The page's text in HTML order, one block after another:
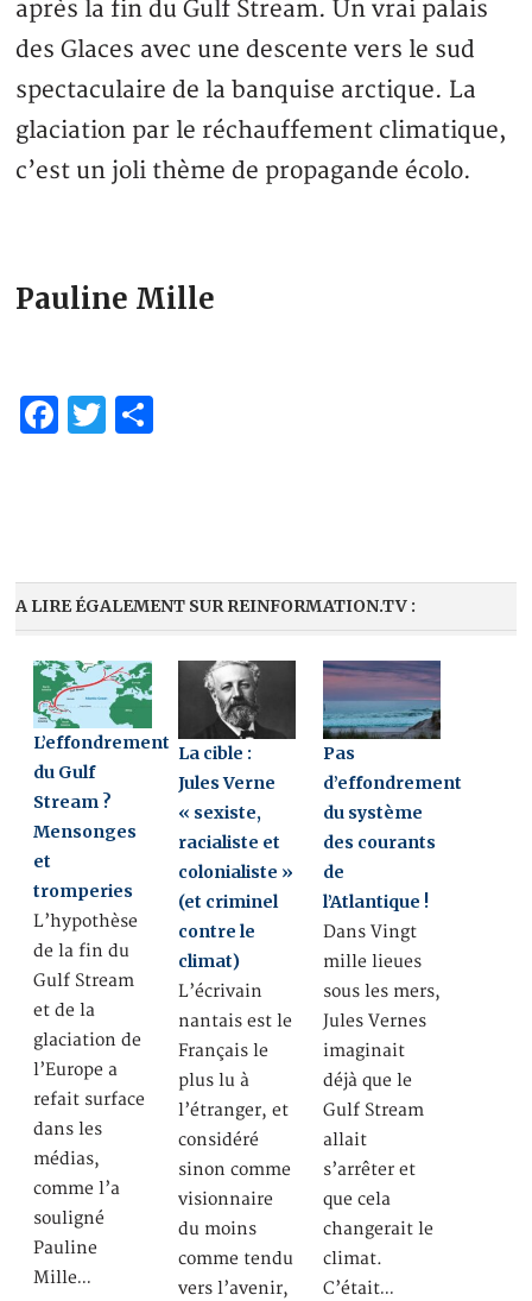
après la fin du Gulf Stream. Un vrai palais
des Glaces avec une descente vers le sud
spectaculaire de la banquise arctique. La
glaciation par le réchauffement climatique,
c’est un joli thème de propagande écolo.
Pauline Mille
Facebook
Twitter
A LIRE ÉGALEMENT SUR REINFORMATION.TV :
L’effondrement
du Gulf
Stream ?
Mensonges
et
tromperies
L’hypothèse
de la fin du
Gulf Stream
et de la
glaciation de
l’Europe a
refait surface
dans les
médias,
comme l’a
souligné
Pauline
Mille…
La cible :
Jules Verne
« sexiste,
racialiste et
colonialiste »
(et criminel
contre le
climat)
L’écrivain
nantais est le
Français le
plus lu à
l’étranger, et
considéré
sinon comme
visionnaire
du moins
comme tendu
vers l’avenir,
Pas
d’effondrement
du système
des courants
de
l’Atlantique !
Dans Vingt
mille lieues
sous les mers,
Jules Vernes
imaginait
déjà que le
Gulf Stream
allait
s’arrêter et
que cela
changerait le
climat.
C’était…